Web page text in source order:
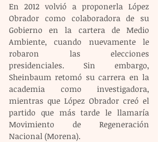
En 2012 volvió a proponerla López
Obrador como colaboradora de su
Gobierno en la cartera de Medio
Ambiente, cuando nuevamente le
robaron las elecciones
presidenciales. Sin embargo,
Sheinbaum retomó su carrera en la
academia como investigadora,
mientras que López Obrador creó el
partido que más tarde le llamaría
Movimiento de Regeneración
Nacional (Morena).